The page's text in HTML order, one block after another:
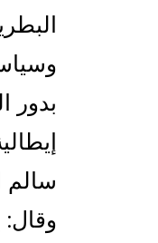
بدور
سالم
وقال: